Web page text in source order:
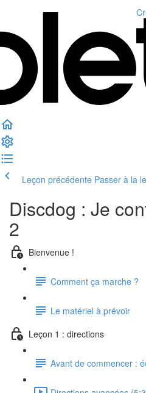
Leçon précédente Passer à la
Discdog : Je
2
Bienvenue !
Comment ça marche ?
Le matériel à prévoir
Leçon 1 : directions
Avant de commencer :